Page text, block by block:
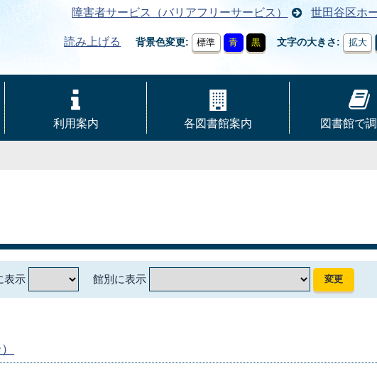
障害者サービス（バリアフリーサービス） 世田谷区ホ
読み上げる 背景色変更 標準 青 黒 文字の大きさ 拡大
利用案内 各図書館案内 図書館で
表示 館別に表示